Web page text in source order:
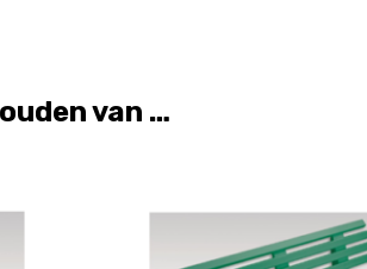
van …